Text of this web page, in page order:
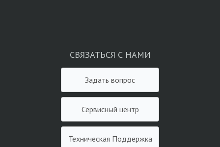
СВЯЗАТЬСЯ С НАМИ
Задать вопрос
Сервисный центр
Техническая Поддержка